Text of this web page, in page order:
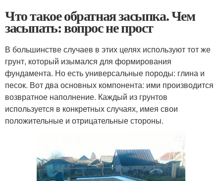
Что такое обратная засыпка. Чем
засыпать: вопрос не прост
В большинстве случаев в этих целях используют тот же
грунт, который изымался для формирования
фундамента. Но есть универсальные породы: глина и
песок. Вот два основных компонента: ими производится
возвратное наполнение. Каждый из грунтов
используется в конкретных случаях, имея свои
положительные и отрицательные стороны.